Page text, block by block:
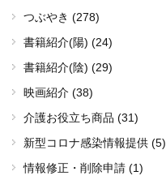
つぶやき (278)
書籍紹介(陽) (24)
書籍紹介(陰) (29)
映画紹介 (38)
介護お役立ち商品 (31)
新型コロナ感染情報提供 (5)
情報修正・削除申請 (1)